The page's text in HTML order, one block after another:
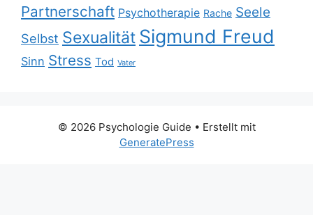
Partnerschaft Psychotherapie Rache Seele
Selbst Sexualität Sigmund Freud
Sinn Stress Tod Vater
© 2026 Psychologie Guide • Erstellt mit
GeneratePress